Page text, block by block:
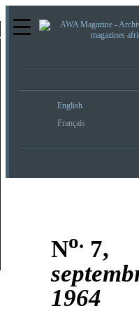
English
Français
No. 7,
1964